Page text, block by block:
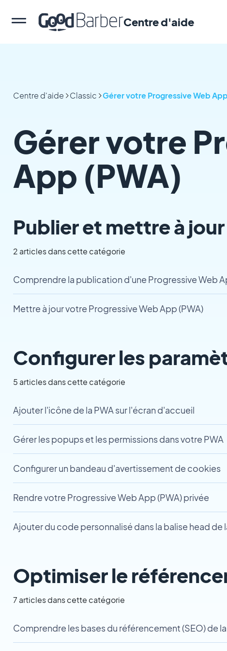
Centre d'aide
Centre d'aide Classic Gérer votre Progressive Web
Gérer votre
App (PWA)
Publier et mettre à jour
2 articles dans cette catégorie
Comprendre la publication d'une Progressive Web
Mettre à jour votre Progressive Web App (PWA)
Configurer les
5 articles dans cette catégorie
Ajouter l'icône de la PWA sur l'écran d'accueil
Gérer les popups et les permissions dans votre PWA
Configurer un bandeau d'avertissement de cookies
Rendre votre Progressive Web App (PWA) privée
Ajouter du code personnalisé dans la balise head de
Optimiser le
7 articles dans cette catégorie
Comprendre les bases du référencement (SEO) de la